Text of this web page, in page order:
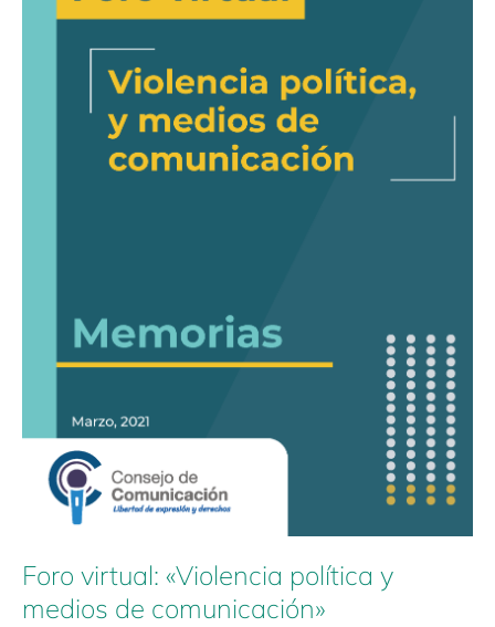
Foro virtual: «Violencia política y
medios de comunicación»
comunicación»